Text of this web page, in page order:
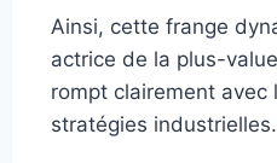
Ainsi, cette frange
actrice de la plus-
rompt clairement
stratégies industrielles.